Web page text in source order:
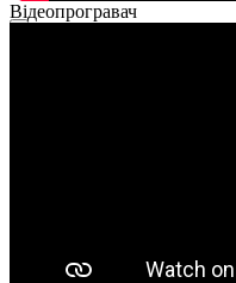
Відеопрогравач